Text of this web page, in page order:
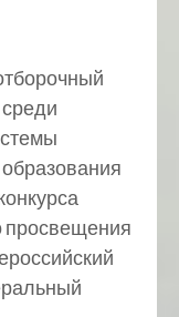
просвещения